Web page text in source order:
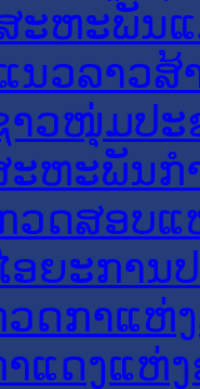
ະຫະພັນ
ນວລາວສ້
າວໜຸ່ມປະ
ະຫະພັນກ
ວດສອບແ
ອຍະການ
ວດກາແຫ່
ແດງແຫ່